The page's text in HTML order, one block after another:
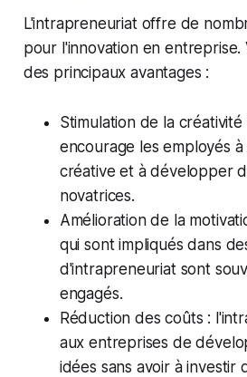
L'intrapreneuriat offre de
pour l'innovation en entreprise.
des principaux avantages :
Stimulation de la
encourage les employés
créative et à développer
novatrices.
Amélioration de la
qui sont impliqués dans
d'intrapreneuriat sont
engagés.
Réduction des coûts :
aux entreprises de
idées sans avoir à investir